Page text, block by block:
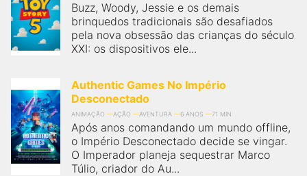
Buzz, Woody, Jessie e os demais
brinquedos tradicionais são desafiados
pela nova obsessão das crianças do século
XXI: os dispositivos ele...
Authentic Games No Império
Desconectado
ANIMAÇÃO AÇÃO AVENTURA 6 ANOS 71 MIN
Após anos comandando um mundo offline,
o Império Desconectado decide se vingar.
O Imperador planeja sequestrar Marco
Túlio, criador do Au...